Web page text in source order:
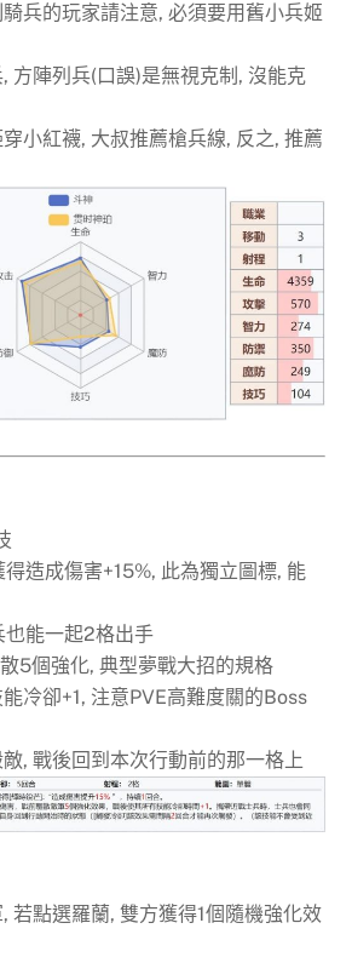
兵的玩家請注意, 必須要用舊小兵姬
方陣列兵(口誤)是無視克制, 沒能克
小紅襪, 大叔推薦槍兵線, 反之, 推薦
得造成傷害+15%, 此為獨立圖標, 能
也能一起2格出手
5個強化, 典型夢戰大招的規格
冷卻+1, 注意PVE高難度關的Boss
, 戰後回到本次行動前的那一格上
若點選羅蘭, 雙方獲得1個隨機強化效